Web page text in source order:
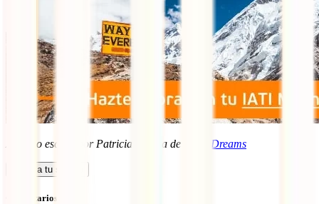
Artículo escrito por Patricia Molina de GTM Dreams
Calcula tu seguro
Comentarios (4)